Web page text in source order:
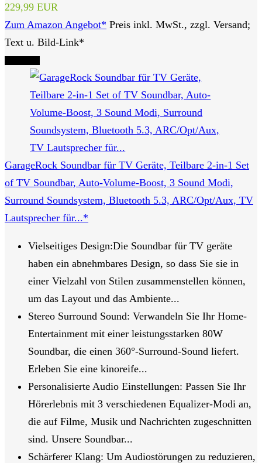
229,99 EUR
Zum Amazon Angebot* Preis inkl. MwSt., zzgl. Versand;
Text u. Bild-Link*
GarageRock Soundbar für TV Geräte, Teilbare 2-in-1 Set
of TV Soundbar, Auto-Volume-Boost, 3 Sound Modi,
Surround Soundsystem, Bluetooth 5.3, ARC/Opt/Aux, TV
Lautsprecher für...*
Vielseitiges Design:Die Soundbar für TV geräte
haben ein abnehmbares Design, so dass Sie sie in
einer Vielzahl von Stilen zusammenstellen können,
um das Layout und das Ambiente...
Stereo Surround Sound: Verwandeln Sie Ihr Home-
Entertainment mit einer leistungsstarken 80W
Soundbar, die einen 360°-Surround-Sound liefert.
Erleben Sie eine kinoreife...
Personalisierte Audio Einstellungen: Passen Sie Ihr
Hörerlebnis mit 3 verschiedenen Equalizer-Modi an,
die auf Filme, Musik und Nachrichten zugeschnitten
sind. Unsere Soundbar...
Schärferer Klang: Um Audiostörungen zu reduzieren,